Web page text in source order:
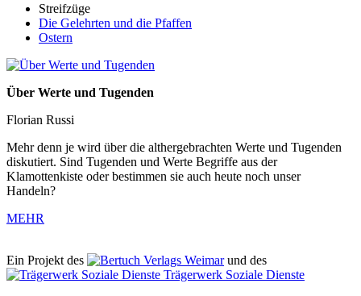
Streifzüge
Die Gelehrten und die Pfaffen
Ostern
Über Werte und Tugenden
Florian Russi
Mehr denn je wird über die althergebrachten Werte und Tugenden
diskutiert. Sind Tugenden und Werte Begriffe aus der
Klamottenkiste oder bestimmen sie auch heute noch unser
Handeln?
MEHR
Ein Projekt des Verlags Weimarund des
Trägerwerk Soziale Dienste